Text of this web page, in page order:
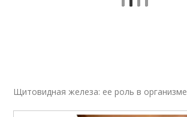
Щитовидная железа: ее роль в организме